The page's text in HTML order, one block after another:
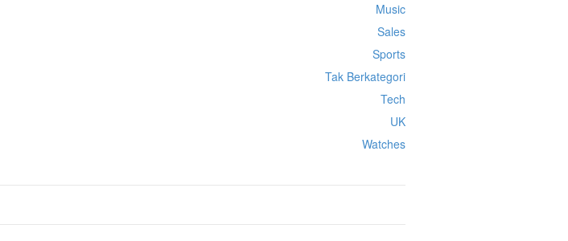
Music
Sales
Sports
Tak Berkategori
Tech
UK
Watches